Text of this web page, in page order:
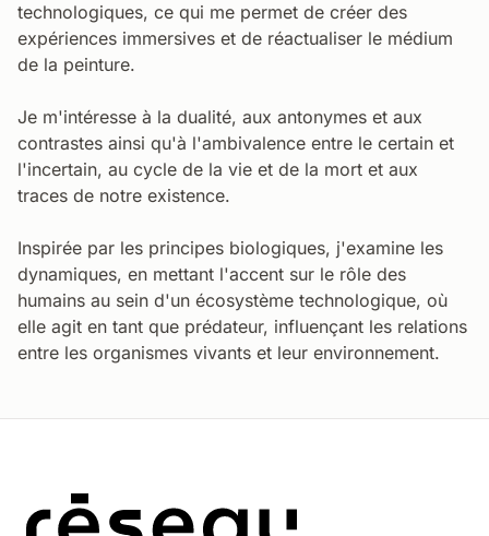
technologiques, ce qui me permet de créer des
expériences immersives et de réactualiser le médium
de la peinture.
Je m'intéresse à la dualité, aux antonymes et aux
contrastes ainsi qu'à l'ambivalence entre le certain et
l'incertain, au cycle de la vie et de la mort et aux
traces de notre existence.
Inspirée par les principes biologiques, j'examine les
dynamiques, en mettant l'accent sur le rôle des
humains au sein d'un écosystème technologique, où
elle agit en tant que prédateur, influençant les relations
entre les organismes vivants et leur environnement.